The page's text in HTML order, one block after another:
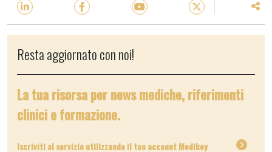
Resta aggiornato con noi!
La tua risorsa per news mediche, riferimenti
clinici e formazione.
Iscriviti al servizio utilizzando il tuo account Medikey